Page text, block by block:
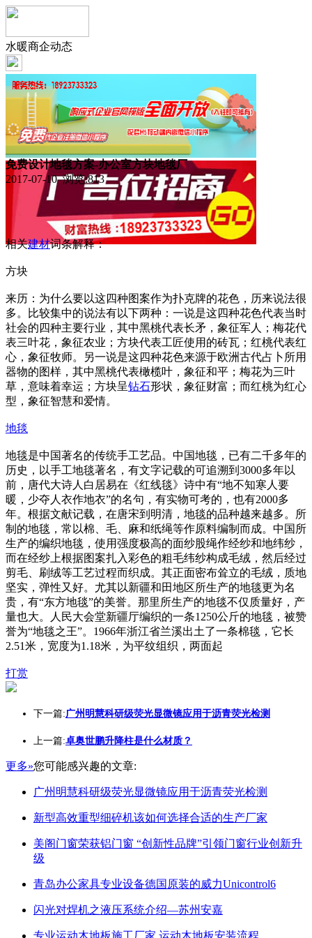
水暖商企动态
免费设计地毯方案-办公室方块地毯厂
2017-07-10 浏览:813
相关建材词条解释：
方块
来历：为什么要以这四种图案作为扑克牌的花色，历来说法很
多。比较集中的说法有以下两种：一说是这四种花色代表当时
社会的四种主要行业，其中黑桃代表长矛，象征军人；梅花代
表三叶花，象征农业；方块代表工匠使用的砖瓦；红桃代表红
心，象征牧师。另一说是这四种花色来源于欧洲古代占卜所用
器物的图样，其中黑桃代表橄榄叶，象征和平；梅花为三叶
草，意味着幸运；方块呈钻石形状，象征财富；而红桃为红心
型，象征智慧和爱情。
地毯
地毯是中国著名的传统手工艺品。中国地毯，已有二千多年的
历史，以手工地毯著名，有文字记载的可追溯到3000多年以
前，唐代大诗人白居易在《红线毯》诗中有“地不知寒人要
暖，少夺人衣作地衣”的名句，有实物可考的，也有2000多
年。根据文献记载，在唐宋到明清，地毯的品种越来越多。所
制的地毯，常以棉、毛、麻和纸绳等作原料编制而成。中国所
生产的编织地毯，使用强度极高的面纱股绳作经纱和地纬纱，
而在经纱上根据图案扎入彩色的粗毛纬纱构成毛绒，然后经过
剪毛、刷绒等工艺过程而织成。其正面密布耸立的毛绒，质地
坚实，弹性又好。尤其以新疆和田地区所生产的地毯更为名
贵，有“东方地毯”的美誉。那里所生产的地毯不仅质量好，产
量也大。人民大会堂新疆厅编织的一条1250公斤的地毯，被赞
誉为“地毯之王”。1966年浙江省兰溪出土了一条棉毯，它长
2.51米，宽度为1.18米，为平纹组织，两面起
打赏
下一篇:广州明慧科研级荧光显微镜应用于沥青荧光检测
上一篇:卓奥世鹏升降柱是什么材质？
更多»您可能感兴趣的文章:
广州明慧科研级荧光显微镜应用于沥青荧光检测
新型高效重型细碎机该如何选择合适的生产厂家
美阁门窗荣获铝门窗 “创新性品牌”引领门窗行业创新升
级
青岛办公家具专业设备德国原装的威力Unicontrol6
闪光对焊机之液压系统介绍—苏州安嘉
专业运动木地板施工厂家 运动木地板安装流程